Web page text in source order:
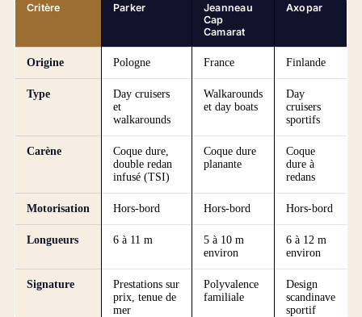
Critère Parker
Jeanneau
Cap
Camarat
Axopar
Origine Pologne France Finlande
Type
Day cruisers
et
walkarounds
Walkarounds
et day boats
Day
cruisers
sportifs
Carène
Coque dure,
double redan
infusé (TSI)
Coque dure
planante
Coque
dure à
redans
Motorisation Hors-bord Hors-bord Hors-bord
Longueurs 6 à 11 m
5 à 10 m
environ
6 à 12 m
environ
Signature
Prestations sur
prix, tenue de
mer
Polyvalence
familiale
Design
scandinave
sportif